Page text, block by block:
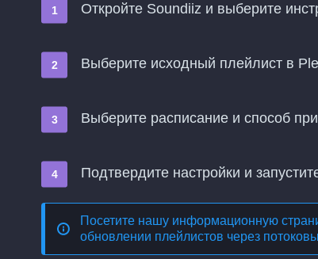
Откройте Soundiiz и выберите
Выберите исходный плейлист в
Выберите расписание и способ
Подтвердите настройки и
Посетите нашу информационную
обновлении плейлистов через